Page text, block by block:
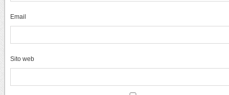
Email
Sito web